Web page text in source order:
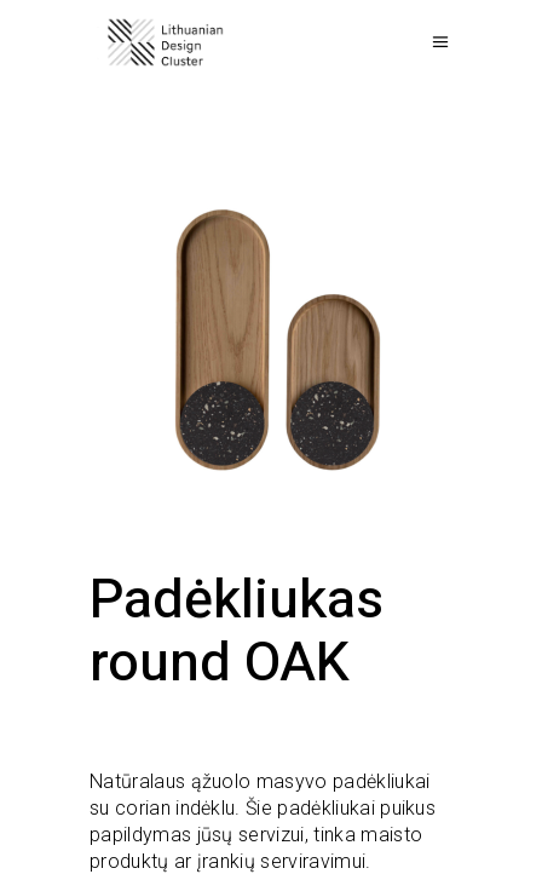
Padėkliukas
round OAK
Natūralaus ąžuolo masyvo padėkliukai
su corian indėklu. Šie padėkliukai puikus
papildymas jūsų servizui, tinka maisto
produktų ar įrankių serviravimui.